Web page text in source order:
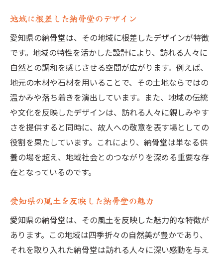
地域に根差した納骨堂のデザイン
愛知県の納骨堂は、その地域に根差したデザインが特徴
です。地域の特性を活かした設計により、訪れる人々に
自然との調和を感じさせる空間が広がります。例えば、
地元の木材や石材を用いることで、その土地ならではの
温かみや落ち着きを演出しています。また、地域の伝統
や文化を反映したデザインは、訪れる人々に親しみやす
さを提供すると同時に、故人への敬意を表す場としての
役割を果たしています。これにより、納骨堂は単なる供
養の場を超え、地域社会とのつながりを深める重要な存
在となっているのです。
愛知県の風土を反映した納骨堂の魅力
愛知県の納骨堂は、その風土を反映した魅力的な特徴が
あります。この地域は四季折々の自然美が豊かであり、
それを取り入れた納骨堂は訪れる人々に深い感動を与え